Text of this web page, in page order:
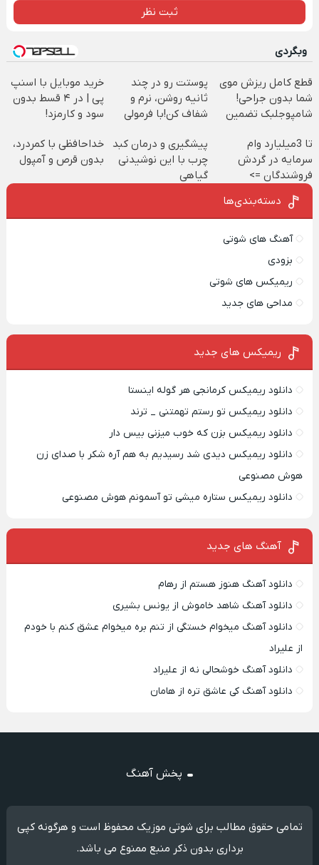
ثبت نظر
وبگردی
قطع کامل ریزش موی
شما بدون جراحی!
شامپوجلبک تضمین
پوستت رو در چند
ثانیه روشن، نرم و
شفاف کن!با فرمولی
خرید موبایل با اسنپ
پی | در ۴ قسط بدون
سود و کارمزد!
تا 3میلیارد وام
سرمایه در گردش
فروشندگان =>
فروشگاهت رو ثبت
پیشگیری و درمان کبد
چرب با این نوشیدنی
گیاهی
خداحافظی با کمردرد،
بدون قرص و آمپول
دسته‌بندی‌ها
آهنگ های شوتی
بزودی
ریمیکس های شوتی
مداحی های جدید
ریمیکس‌ های جدید
دانلود ریمیکس کرمانجی هر گوله اینستا
دانلود ریمیکس تو رستم تهمتنی _ ترند
دانلود ریمیکس بزن که خوب میزنی بیس دار
دانلود ریمیکس دیدی شد رسیدیم به هم آره شکر با صدای زن
هوش مصنوعی
دانلود ریمیکس ستاره میشی تو آسمونم هوش مصنوعی
آهنگ های جدید
دانلود آهنگ هنوز هستم از رهام
دانلود آهنگ شاهد خاموش از یونس بشیری
دانلود آهنگ میخوام خستگی از تنم بره میخوام عشق کنم با خودم
از علیراد
دانلود آهنگ خوشحالی نه از علیراد
دانلود آهنگ کی عاشق تره از هامان
پخش آهنگ
تمامی حقوق مطالب برای شوتی موزیک محفوظ است و هرگونه کپی
برداری بدون ذکر منبع ممنوع می باشد.